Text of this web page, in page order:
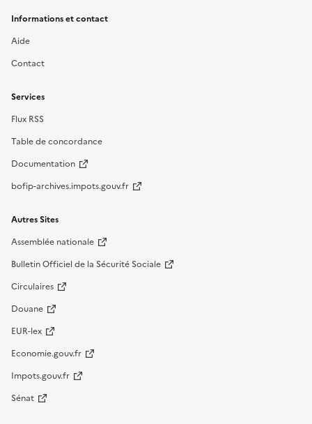
Informations et contact
Aide
Contact
Services
Flux RSS
Table de concordance
Documentation
bofip-archives.impots.gouv.fr
Autres Sites
Assemblée nationale
Bulletin Officiel de la Sécurité Sociale
Circulaires
Douane
EUR-lex
Economie.gouv.fr
Impots.gouv.fr
Sénat